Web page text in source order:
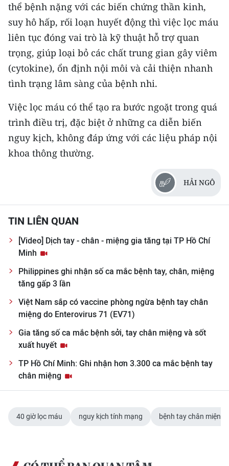
thể bệnh nặng với các biến chứng thần kinh,
suy hô hấp, rối loạn huyết động thì việc lọc máu
liên tục đóng vai trò là kỹ thuật hỗ trợ quan
trọng, giúp loại bỏ các chất trung gian gây viêm
(cytokine), ổn định nội môi và cải thiện nhanh
tình trạng lâm sàng của bệnh nhi.
Việc lọc máu có thể tạo ra bước ngoặt trong quá
trình điều trị, đặc biệt ở những ca diễn biến
nguy kịch, không đáp ứng với các liệu pháp nội
khoa thông thường.
HẢI NGÔ
TIN LIÊN QUAN
[Video] Dịch tay - chân - miệng gia tăng tại TP Hồ Chí
Minh
Philippines ghi nhận số ca mắc bệnh tay, chân, miệng
tăng gấp 3 lần
Việt Nam sắp có vaccine phòng ngừa bệnh tay chân
miệng do Enterovirus 71 (EV71)
Gia tăng số ca mắc bệnh sởi, tay chân miệng và sốt
xuất huyết
TP Hồ Chí Minh: Ghi nhận hơn 3.300 ca mắc bệnh tay
chân miệng
40 giờ lọc máu nguy kịch tính mạng bệnh tay chân miệng